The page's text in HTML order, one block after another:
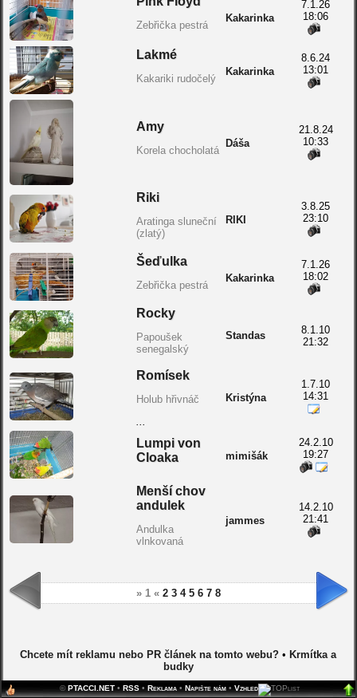
Zebřička pestrá
Kakarinka
7.1.26
18:06
Lakmé
Kakariki rudočelý
Kakarinka
8.6.24
13:01
Amy
Korela chocholatá
Dáša
21.8.24
10:33
Riki
Aratinga sluneční
(zlatý)
RIKI
3.8.25
23:10
Šeďulka
Zebřička pestrá
Kakarinka
7.1.26
18:02
Rocky
Papoušek
senegalský
Standas
8.1.10
21:32
Romísek
Holub hřivnáč
...
Kristýna
1.7.10
14:31
Lumpi von
Cloaka
mimišák
24.2.10
19:27
Menší chov
andulek
Andulka
vlnkovaná
jammes
14.2.10
21:41
» 1 « 2 3 4 5 6 7 8
Chcete mít reklamu nebo PR článek na tomto webu? • Krmítka a
budky
©PTACCI.NET• RSS• Reklama• Napište nám• Vzhled